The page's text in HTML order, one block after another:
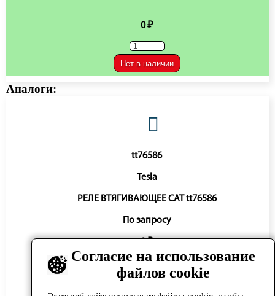
0 ₽
Нет в наличии
Аналоги:
tt76586
Tesla
РЕЛЕ ВТЯГИВАЮЩЕЕ CAT tt76586
По запросу
0 ₽
Нет в наличии
Согласие на использование
файлов cookie